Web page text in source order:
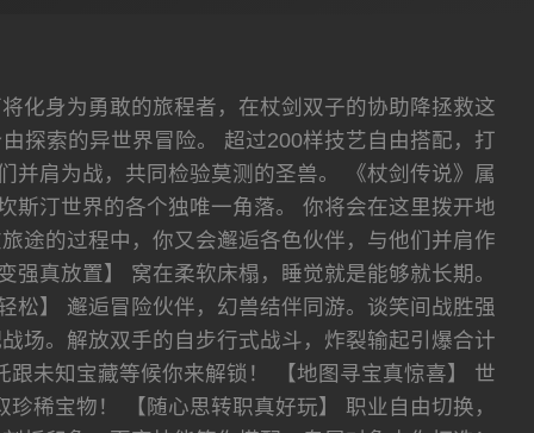
化身为勇敢的旅程者，在杖剑双子的协助降拯救这
探索的异世界冒险。 超过200样技艺自由搭配，打
并肩为战，共同检验莫测的圣兽。 《杖剑传说》属
斯汀世界的各个独唯一角落。 你将会在这里拨开地
途的过程中，你又会邂逅各色伙伴，与他们并肩作
真放置】 窝在柔软床榻，睡觉就是能够就长期。
松】 邂逅冒险伙伴，幻兽结伴同游。谈笑间战胜强
场。解放双手的自步行式战斗，炸裂输起引爆合计
未知宝藏等候你来解锁！ 【地图寻宝真惊喜】 世
稀宝物！ 【随心思转职真好玩】 职业自由切换，